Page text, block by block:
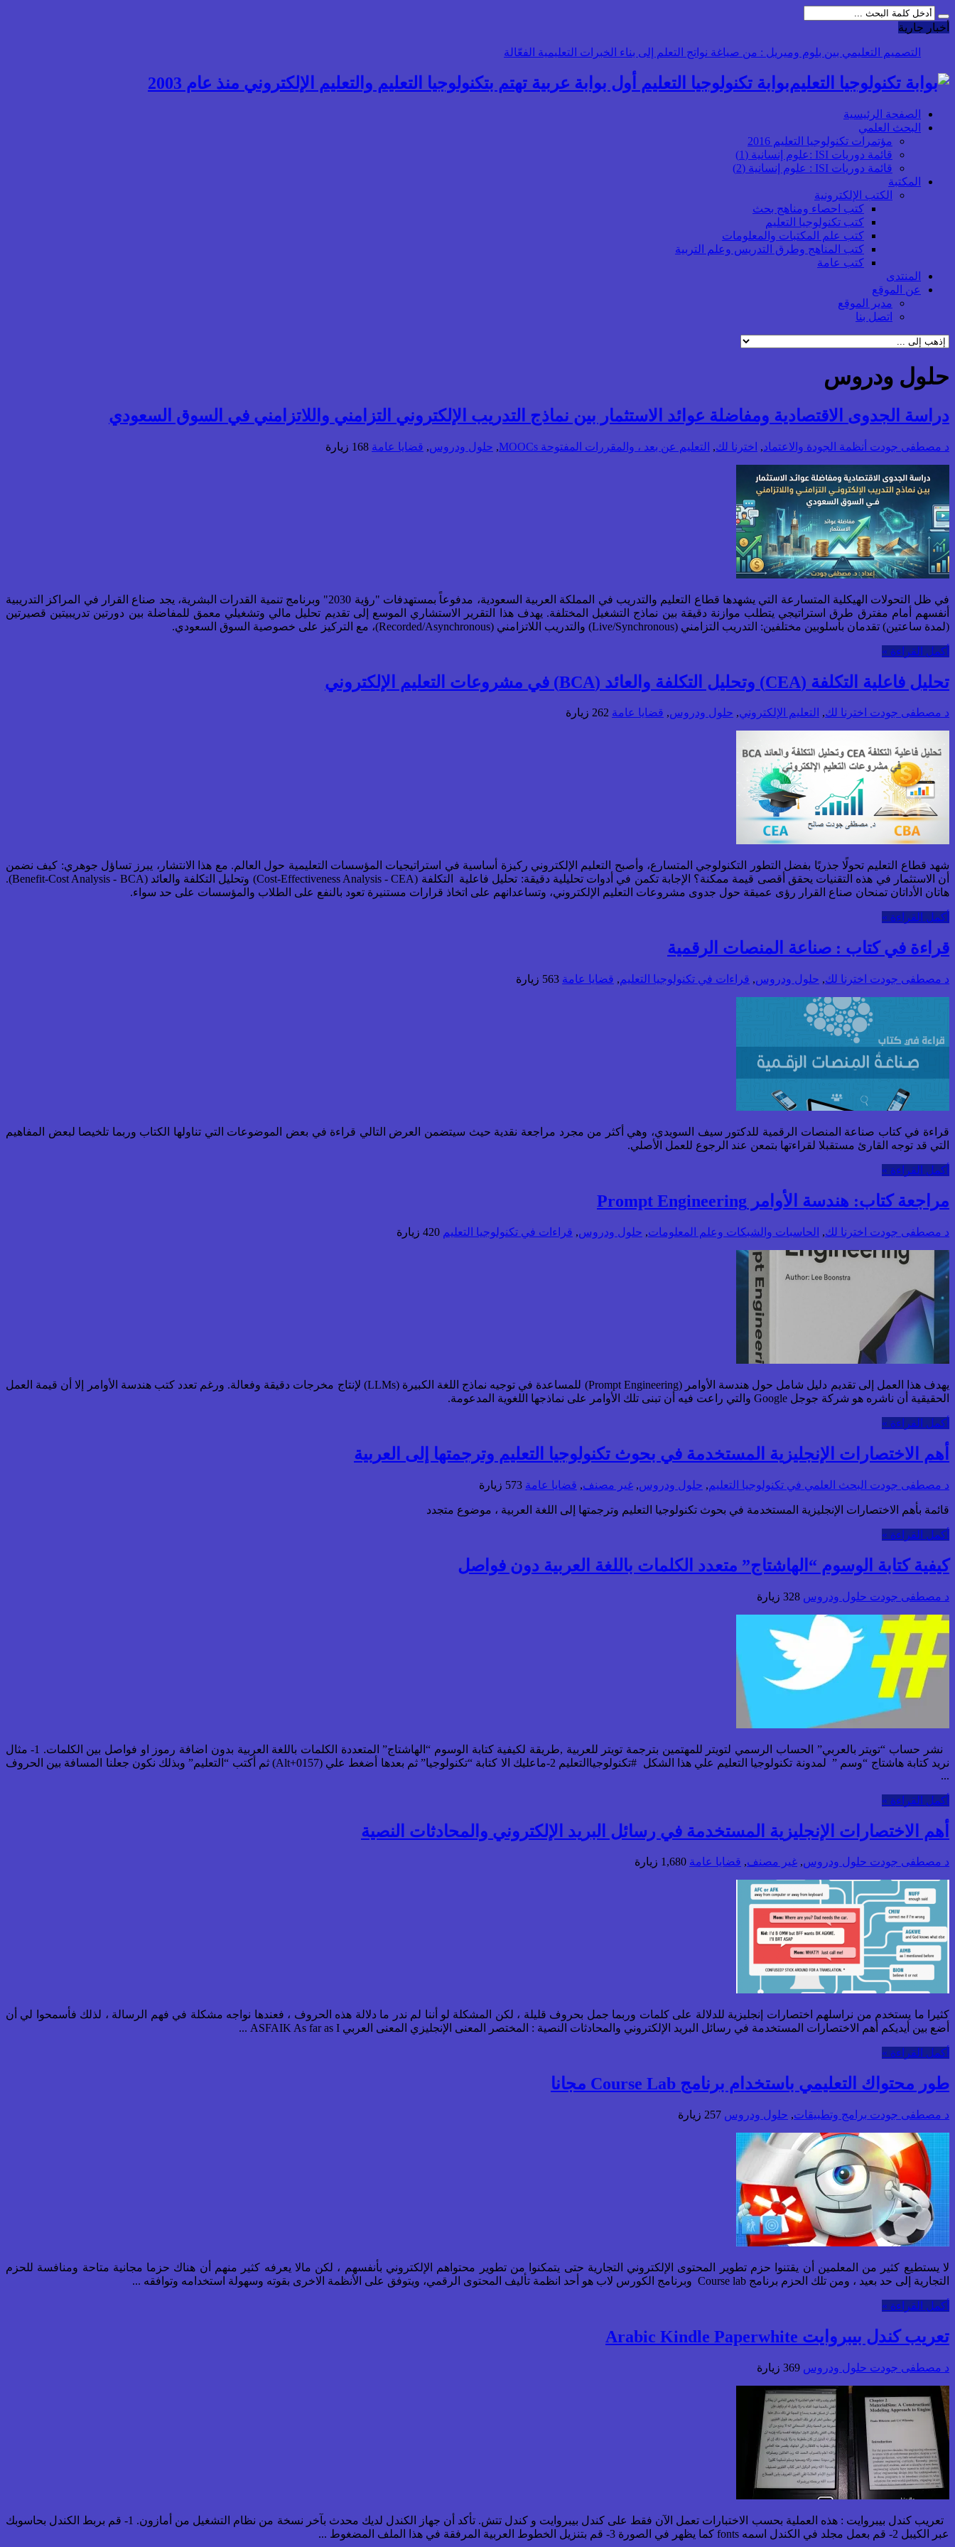
أخبار جارية
التصميم التعليمي: هل ن
بوابة تكنولوجيا التعليم أول بوابة عربية تهتم بتكنولوجيا التعليم والتعليم الإلكتروني منذ عام 2003
الصفحة الرئيسية
البحث العلمي
مؤتمرات تكنولوجيا التعليم 2016
قائمة دوريات ISI :علوم إنسانية (1)
قائمة دوريات ISI : علوم إنسانية (2)
المكتبة
الكتب الإلكترونية
كتب احصاء ومناهج بحث
كتب تكنولوجيا التعليم
كتب علم المكتبات والمعلومات
كتب المناهج وطرق التدريس وعلم التربية
كتب عامة
المنتدى
عن الموقع
مدير الموقع
اتصل بنا
حلول ودروس
دراسة الجدوى الاقتصادية ومفاضلة عوائد الاستثمار بين نماذج التدريب الإلكتروني التزامني واللاتزامني في السوق السعودي
د مصطفى جودت أنظمة الجودة والاعتماد , اخترنا لك, التعليم عن بعد ، والمقررات المفتوحة MOOCs , حلول ودروس, قضايا عامة 168 زيارة
في ظل التحولات الهيكلية المتسارعة التي يشهدها قطاع التعليم والتدريب في المملكة العربية السعودية، مدفوعاً بمستهدفات "رؤية 2030" وبرنامج تنمية القدرات البشرية، يجد صناع القرار في المراكز التدريبية
أنفسهم أمام مفترق طرق استراتيجي يتطلب موازنة دقيقة بين نماذج التشغيل المختلفة. يهدف هذا التقرير الاستشاري الموسع إلى تقديم تحليل مالي وتشغيلي معمق للمفاضلة بين دورتين تدريبيتين قصيرتين
(لمدة ساعتين) تقدمان بأسلوبين مختلفين: التدريب التزامني (Live/Synchronous) والتدريب اللاتزامني (Recorded/Asynchronous)، مع التركيز على خصوصية السوق السعودي.
أكمل القراءة »
تحليل فاعلية التكلفة (CEA) وتحليل التكلفة والعائد (BCA) في مشروعات التعليم الإلكتروني
د مصطفى جودت اخترنا لك, التعليم الإلكتروني, حلول ودروس, قضايا عامة 262 زيارة
شهد قطاع التعليم تحولًا جذريًا بفضل التطور التكنولوجي المتسارع، وأصبح التعليم الإلكتروني ركيزة أساسية في استراتيجيات المؤسسات التعليمية حول العالم. مع هذا الانتشار، يبرز تساؤل جوهري: كيف نضمن
أن الاستثمار في هذه التقنيات يحقق أقصى قيمة ممكنة؟ الإجابة تكمن في أدوات تحليلية دقيقة: تحليل فاعلية التكلفة (Cost-Effectiveness Analysis - CEA) وتحليل التكلفة والعائد (Benefit-Cost Analysis - BCA).
هاتان الأداتان تمنحان صناع القرار رؤى عميقة حول جدوى مشروعات التعليم الإلكتروني، وتساعدانهم على اتخاذ قرارات مستنيرة تعود بالنفع على الطلاب والمؤسسات على حد سواء.
أكمل القراءة »
قراءة في كتاب : صناعة المنصات الرقمية
د مصطفى جودت اخترنا لك, حلول ودروس, قراءات في تكنولوجيا التعليم, قضايا عامة 563 زيارة
قراءة في كتاب صناعة المنصات الرقمية للدكتور سيف السويدي، وهي أكثر من مجرد مراجعة نقدية حيث سيتضمن العرض التالي قراءة في بعض الموضوعات التي تناولها الكتاب وربما تلخيصا لبعض المفاهيم
التي قد توجه القارئ مستقبلا لقراءتها بتمعن عند الرجوع للعمل الأصلي.
أكمل القراءة »
مراجعة كتاب: هندسة الأوامر Prompt Engineering
د مصطفى جودت اخترنا لك, الحاسبات والشبكات وعلم المعلومات, حلول ودروس, قراءات في تكنولوجيا التعليم 420 زيارة
يهدف هذا العمل إلى تقديم دليل شامل حول هندسة الأوامر (Prompt Engineering) للمساعدة في توجيه نماذج اللغة الكبيرة (LLMs) لإنتاج مخرجات دقيقة وفعالة. ورغم تعدد كتب هندسة الأوامر إلا أن قيمة العمل
الحقيقية أن ناشره هو شركة جوجل Google والتي راعت فيه أن تبنى تلك الأوامر على نماذجها اللغوية المدعومة.
أكمل القراءة »
أهم الاختصارات الإنجليزية المستخدمة في بحوث تكنولوجيا التعليم وترجمتها إلى العربية
د مصطفى جودت البحث العلمي في تكنولوجيا التعليم, حلول ودروس, غير مصنف, قضايا عامة 573 زيارة
قائمة بأهم الاختصارات الإنجليزية المستخدمة في بحوث تكنولوجيا التعليم وترجمتها إلى اللغة العربية ، موضوع متجدد
أكمل القراءة »
كيفية كتابة الوسوم “الهاشتاج” متعدد الكلمات باللغة العربية دون فواصل
د مصطفى جودت حلول ودروس 328 زيارة
نشر حساب “تويتر بالعربي” الحساب الرسمي لتويتر للمهتمين بترجمة تويتر للعربية ,طريقة لكيفية كتابة الوسوم “الهاشتاج” المتعددة الكلمات باللغة العربية بدون اضافة رموز او فواصل بين الكلمات. 1- مثال
نريد كتابة هاشتاج “وسم ” لمدونة تكنولوجيا التعليم علي هذا الشكل #تكنولوجياالتعليم 2-ماعليك الا كتابة “تكنولوجيا” ثم بعدها أضغط علي (Alt+0157) ثم أكتب “التعليم” وبذلك نكون جعلنا المسافة بين الحروف
...
أكمل القراءة »
أهم الاختصارات الإنجليزية المستخدمة في رسائل البريد الإلكتروني والمحادثات النصية
د مصطفى جودت حلول ودروس, غير مصنف, قضايا عامة 1,680 زيارة
كثيرا ما يستخدم من نراسلهم اختصارات إنجليزية للدلالة على كلمات وربما جمل بحروف قليلة ، لكن المشكلة لو أننا لم ندر ما دلالة هذه الحروف ، فعندها نواجه مشكلة في فهم الرسالة ، لذلك فأسمحوا لي أن
أضع بين أيديكم أهم الاختصارات المستخدمة في رسائل البريد الإلكتروني والمحادثات النصية : المختصر المعنى الإنجليزي المعنى العربي ASFAIK As far as I ...
أكمل القراءة »
طور محتواك التعليمي باستخدام برنامج Course Lab مجانا
د مصطفى جودت برامج وتطبيقات, حلول ودروس 257 زيارة
لا يستطيع كثير من المعلمين أن يقتنوا حزم تطوير المحتوى الإلكتروني التجارية حتى يتمكنوا من تطوير محتواهم الإلكتروني بأنفسهم ، لكن مالا يعرفه كثير منهم أن هناك حزما مجانية متاحة ومنافسة للحزم
التجارية إلى حد بعيد ، ومن تلك الحزم برنامج Course lab وبرنامج الكورس لاب هو أحد انظمة تأليف المحتوى الرقمي، ويتوفق على الأنظمة الاخرى بقوته وسهولة استخدامه وتوافقه ...
أكمل القراءة »
تعريب كندل بيبروايت Arabic Kindle Paperwhite
د مصطفى جودت حلول ودروس 369 زيارة
تعريب كندل بيبروايت : هذه العملية بحسب الاختبارات تعمل الآن فقط على كندل بيبروايت و كندل تتش. تأكد أن جهاز الكندل لديك محدث بآخر نسخة من نظام التشغيل من أمازون. 1- قم بربط الكندل بحاسوبك
عبر الكيبل 2- قم بعمل مجلد في الكندل اسمه fonts كما يظهر في الصورة 3- قم بتنزيل الخطوط العربية المرفقة في هذا الملف المضغوط ...